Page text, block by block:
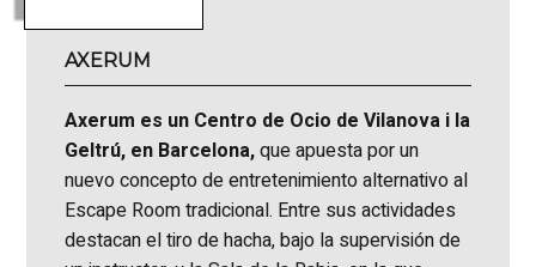
AXERUM
Axerum es un Centro de Ocio de Vilanova i la
Geltrú, en Barcelona,que apuesta por un
nuevo concepto de entretenimiento alternativo al
Escape Room tradicional. Entre sus actividades
destacan el tiro de hacha, bajo la supervisión de